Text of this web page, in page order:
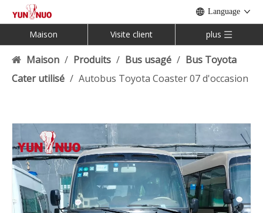
Language
Maison Visite client plus
Maison / Produits / Bus usagé / Bus Toyota
Cater utilisé / Autobus Toyota Coaster 07 d'occasion